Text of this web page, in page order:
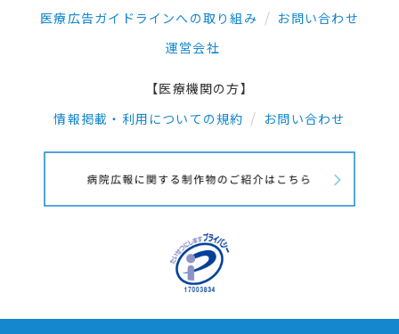
医療広告ガイドラインへの取り組み
お問い合わせ
運営会社
【医療機関の方】
情報掲載・利用についての規約
お問い合わせ